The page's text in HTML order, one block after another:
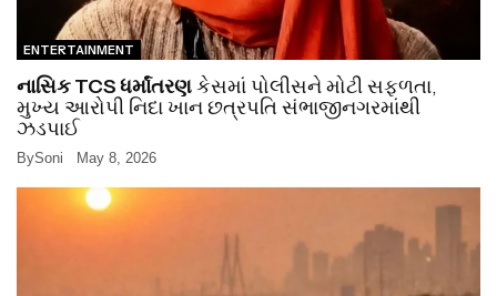
ENTERTAINMENT
નાસિક TCS ધર્માંતરણકેસમાં પોલીસને મોટી સફળતા,
મુખ્ય આરોપી નિદા ખાન છત્રપતિ સંભાજીનગરમાંથી
ઝડપાઈ
BySoni May 8, 2026